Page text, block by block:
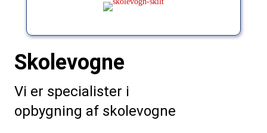
Skolevogne
Vi er specialister i
opbygning af skolevogne